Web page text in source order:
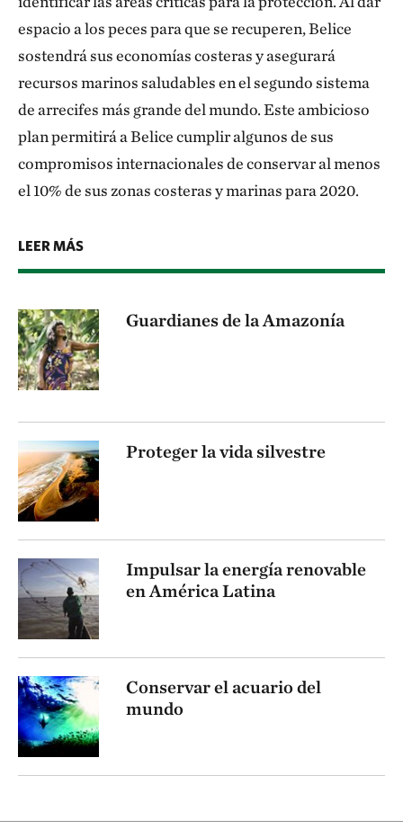
espacio a los peces para que se recuperen, Belice
sostendrá sus economías costeras y asegurará
recursos marinos saludables en el segundo sistema
de arrecifes más grande del mundo. Este ambicioso
plan permitirá a Belice cumplir algunos de sus
compromisos internacionales de conservar al menos
el 10% de sus zonas costeras y marinas para 2020.
LEER MÁS
Guardianes de la Amazonía
Proteger la vida silvestre
Impulsar la energía renovable
en América Latina
Conservar el acuario del
mundo